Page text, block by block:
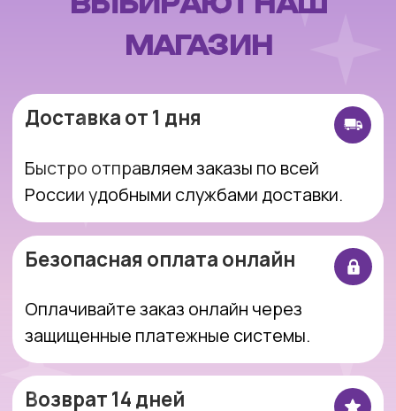
Возврат 14 дней
По желанию красиво упакуем игрушку —
идеально для подарка.
без лишних сложностей